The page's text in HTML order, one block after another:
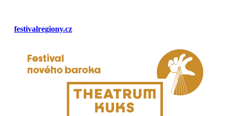
festivalregiony.cz